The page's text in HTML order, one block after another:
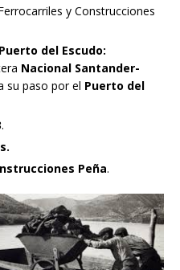
y Construcciones
del Escudo:
Nacional Santander-
su paso por el Puerto del
.
Peña.